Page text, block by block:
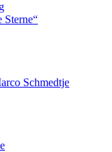
Sterne“
Schmedtje